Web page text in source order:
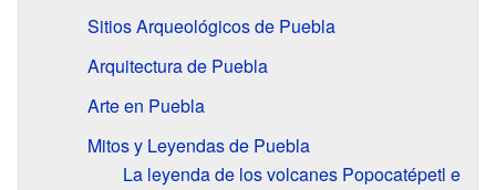
Sitios Arqueológicos de Puebla
Arquitectura de Puebla
Arte en Puebla
Mitos y Leyendas de Puebla
La leyenda de los volcanes Popocatépetl e